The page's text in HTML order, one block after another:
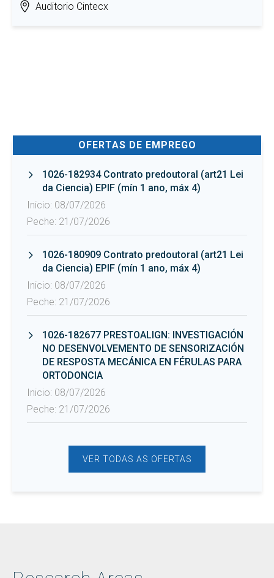
Auditorio Cintecx
OFERTAS DE EMPREGO
1026-182934 Contrato predoutoral (art21 Lei
da Ciencia) EPIF (mín 1 ano, máx 4)
Inicio: 08/07/2026
Peche: 21/07/2026
1026-180909 Contrato predoutoral (art21 Lei
da Ciencia) EPIF (mín 1 ano, máx 4)
Inicio: 08/07/2026
Peche: 21/07/2026
1026-182677 PRESTOALIGN: INVESTIGACIÓN
NO DESENVOLVEMENTO DE SENSORIZACIÓN
DE RESPOSTA MECÁNICA EN FÉRULAS PARA
ORTODONCIA
Inicio: 08/07/2026
Peche: 21/07/2026
VER TODAS AS OFERTAS